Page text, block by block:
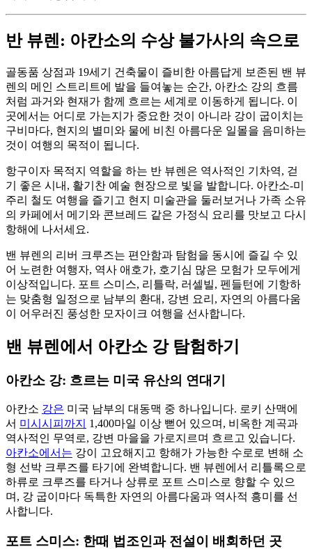
반 뷰렌: 아칸소의 수상 불가사의 속으로
골동품 상점과 19세기 건축물이 즐비한 아름답게 보존된 밴 뷰
렌의 메인 스트리트에 발을 들여놓는 순간, 아칸소 강의 흐름
처럼 과거와 현재가 함께 흐르는 세계로 이동하게 됩니다. 이
곳에서는 어디로 가는지가 중요한 것이 아니라 강이 굽이치는
구비마다, 현지의 별미와 물에 비친 아름다운 일몰을 음미하는
것이 여행의 목적이 됩니다.
항구이자 목적지 역할을 하는 반 뷰렌은 역사적인 기차역, 걷
기 좋은 시내, 활기찬 예술 현장으로 빛을 발합니다. 아칸소-미
주리 철도 여행을 즐기고 현지 미술관을 둘러보거나 가족 소유
의 카페에서 메기와 콘브레드 같은 가정식 요리를 맛보고 다시
항해에 나서세요.
밴 뷰렌의 리버 크루즈는 편안함과 탐험을 동시에 즐길 수 있
어 노련한 여행자, 역사 애호가, 호기심 많은 모험가 모두에게
이상적입니다. 포트 스미스, 리틀락, 러셀빌, 펜들턴에 기항하
는 맞춤형 일정으로 남부의 환대, 강변 요리, 자연의 아름다움
이 어우러진 풍성한 모자이크 여행을 선사합니다.
밴 뷰렌에서 아칸소 강 탐험하기
아칸소 강: 흐르는 미국 유산의 연대기
아칸소 강은 미국 남부의 대동맥 중 하나입니다. 로키 산맥에
서 미시시피까지
1,400마일 이상 뻗어 있으며, 비옥한 계곡과
역사적인 무역로, 강변 마을을 가로지르며 흐르고 있습니다.
아칸소에서는 강이 고요해지고 항해가 가능한 수로로 변해 소
형 선박 크루즈를 타기에 완벽합니다. 밴 뷰렌에서 리틀록으로
하류로 크루즈를 타거나 상류로 포트 스미스로 향할 수 있으
며, 강 굽이마다 독특한 자연의 아름다움과 역사적 흥미를 선
사합니다.
포트 스미스: 한때 법조인과 전설이 배회하던 곳